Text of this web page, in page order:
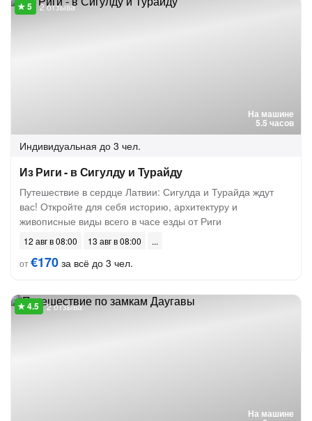
На машине
5.5 часов
2 отзыва
Индивидуальная до 3 чел.
Из Риги - в Сигулду и Турайду
Путешествие в сердце Латвии: Сигулда и Турайда ждут
вас! Откройте для себя историю, архитектуру и
живописные виды всего в часе езды от Риги
12 авг в 08:00
13 авг в 08:00
от€170 за всё до 3 чел.
На машине
2 отзыва